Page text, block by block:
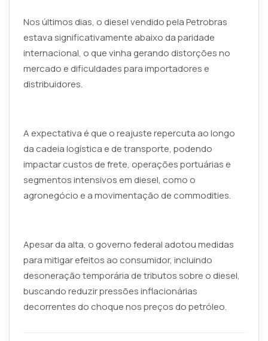
Nos últimos dias, o diesel vendido pela Petrobras
estava significativamente abaixo da paridade
internacional, o que vinha gerando distorções no
mercado e dificuldades para importadores e
distribuidores.
A expectativa é que o reajuste repercuta ao longo
da cadeia logística e de transporte, podendo
impactar custos de frete, operações portuárias e
segmentos intensivos em diesel, como o
agronegócio e a movimentação de commodities.
Apesar da alta, o governo federal adotou medidas
para mitigar efeitos ao consumidor, incluindo
desoneração temporária de tributos sobre o diesel,
buscando reduzir pressões inflacionárias
decorrentes do choque nos preços do petróleo.